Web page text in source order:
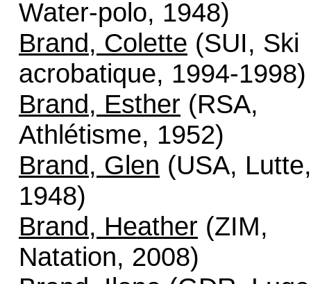
Water-polo, 1948)
Brand, Colette (SUI, Ski
acrobatique, 1994-1998)
Brand, Esther (RSA,
Athlétisme, 1952)
Brand, Glen (USA, Lutte,
1948)
Brand, Heather (ZIM,
Natation, 2008)